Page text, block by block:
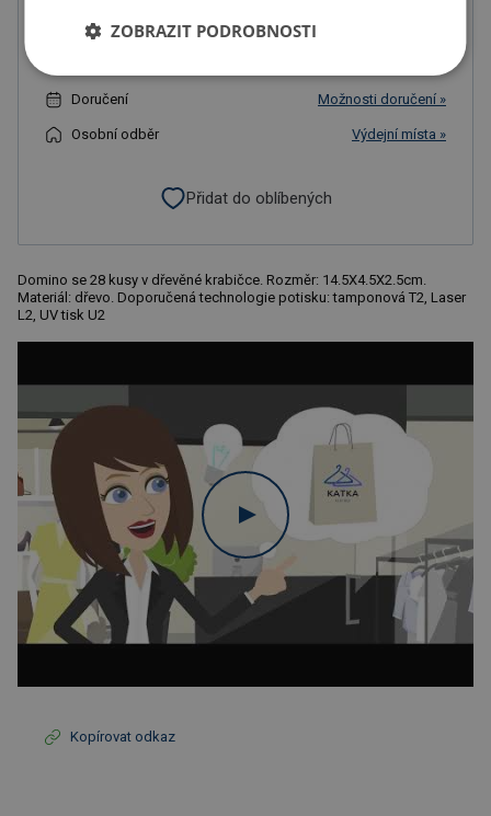
Do košíku
Doručení Možnosti doručení »
Osobní odběr Výdejní místa »
Přidat do oblíbených
Domino se 28 kusy v dřevěné krabičce. Rozměr: 14.5X4.5X2.5cm.
Materiál: dřevo. Doporučená technologie potisku: tamponová T2, Laser
L2, UV tisk U2
Kopírovat odkaz
ZOBRAZIT PODROBNOSTI